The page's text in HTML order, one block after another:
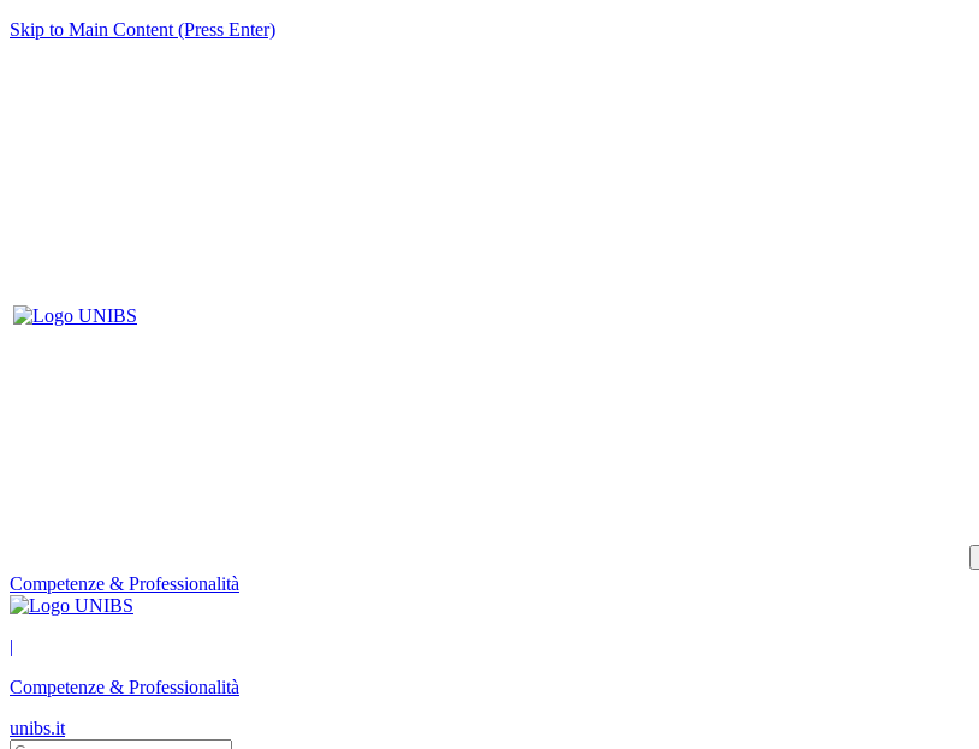
Skip to Main Content (Press Enter)
Competenze & Professionalità
|
Competenze & Professionalità
unibs.it